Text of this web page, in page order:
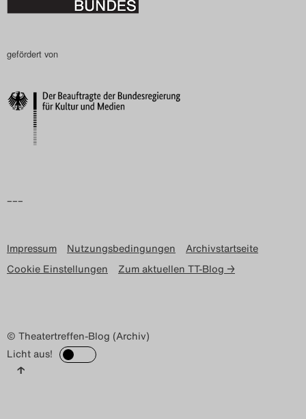
Das Theatertreffen-Blog
Nutzungsbedingungen
gefördert von
–––
Impressum Nutzungsbedingungen
Archivstartseite
Cookie Einstellungen
Zum aktuellen TT-Blog →
© Theatertreffen-Blog (Archiv)
Licht aus!
↑